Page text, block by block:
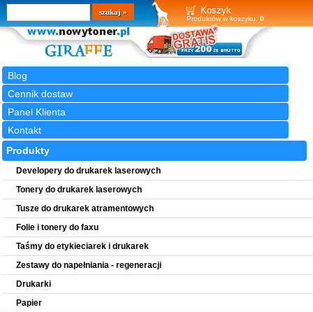
Koszyk
Produktów w koszyku: 0
Blog
Cennik dostaw
Panel Klienta
Kontakt
Wyszukiwarka
szukaj
Produkty
Developery do drukarek laserowych
Tonery do drukarek laserowych
Tusze do drukarek atramentowych
Folie i tonery do faxu
Taśmy do etykieciarek i drukarek
Zestawy do napełniania - regeneracji
Drukarki
Papier